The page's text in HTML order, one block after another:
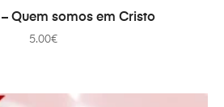
AL CARRITO
Quem somos em Cristo
5.00€